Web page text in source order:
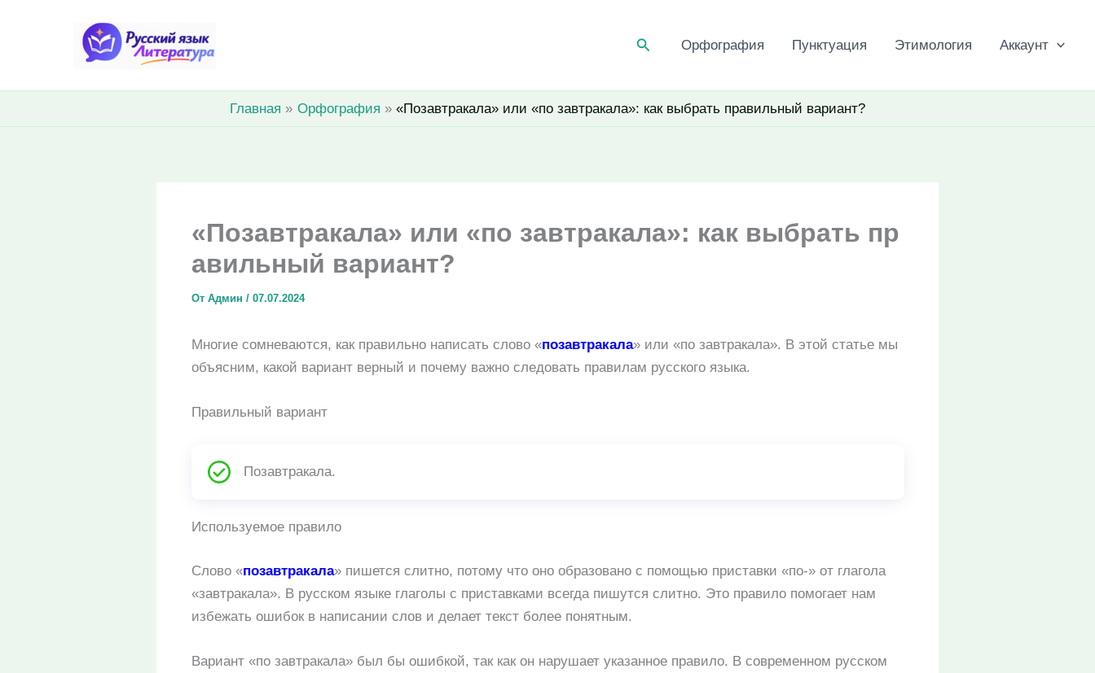
содержимому
Поиск Орфография Пунктуация Этимология Аккаунт
Главная Орфография «Позавтракала» или «по завтракала»: как выбрать правильный вариант?
«Позавтракала» или «по завтракала»: как выбрать пр
авильный вариант?
От Админ / 07.07.2024
Многие сомневаются, как правильно написать слово «позавтракала» или «по завтракала». В этой статье мы
объясним, какой вариант верный и почему важно следовать правилам русского языка.
Правильный вариант
Позавтракала.
Используемое правило
Слово «позавтракала» пишется слитно, потому что оно образовано с помощью приставки «по-» от глагола
«завтракала». В русском языке глаголы с приставками всегда пишутся слитно. Это правило помогает нам
избежать ошибок в написании слов и делает текст более понятным.
Вариант «по завтракала» был бы ошибкой, так как он нарушает указанное правило. В современном русском